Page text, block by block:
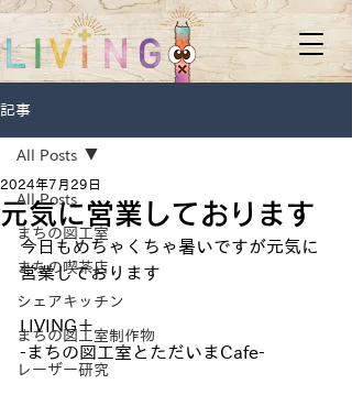
記事
All Posts
まちの図工室
まちの喫茶店
シェアキッチン
まちの図工室制作物
レーザー研究
All Posts
元気に営業しております
2024年7月29日
今日もめちゃくちゃ暑いですが元気に
営業しております
LIVING＋
-まちの図工室とただいまCafe-